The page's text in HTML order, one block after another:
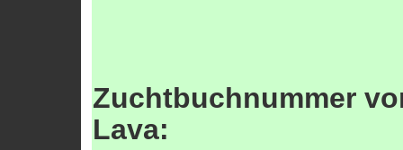
Zuchtbuchnummer
Lava: